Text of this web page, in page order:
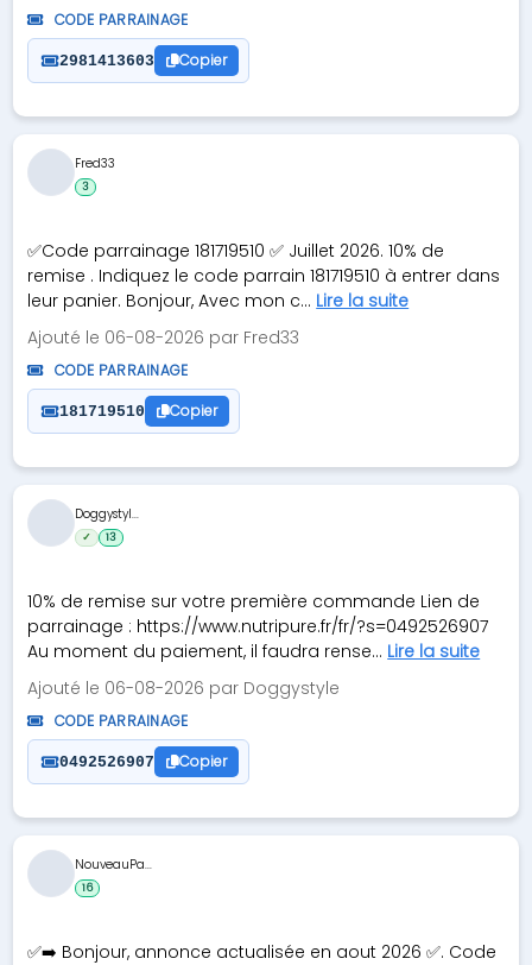
CODE PARRAINAGE
2981413603 Copier
✅Code parrainage 181719510 ✅ Juillet 2026. 10% de
remise . Indiquez le code parrain 181719510 à entrer dans
leur panier. Bonjour, Avec mon c... Lire la suite
Ajouté le 06-08-2026 par Fred33
CODE PARRAINAGE
181719510 Copier
Fred33
3
10% de remise sur votre première commande Lien de
parrainage : https://www.nutripure.fr/fr/?s=0492526907
Au moment du paiement, il faudra rense... Lire la suite
Ajouté le 06-08-2026 par Doggystyle
CODE PARRAINAGE
0492526907 Copier
Doggystyl...
✓ 13
✅➡️ Bonjour, annonce actualisée en aout 2026 ✅. Code
NouveauPa...
16